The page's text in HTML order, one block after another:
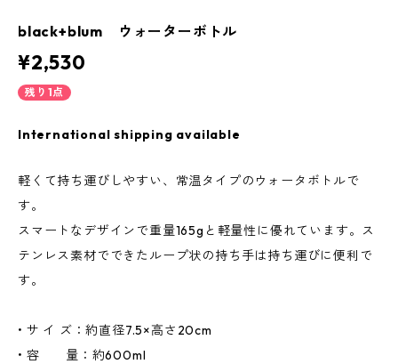
black+blum ウォーターボトル
¥2,530
残り1点
International shipping available
軽くて持ち運びしやすい、常温タイプのウォータボトルで
す。
スマートなデザインで重量165gと軽量性に優れています。ス
テンレス素材でできたループ状の持ち手は持ち運びに便利で
す。
• サ イ ズ：約直径7.5×高さ20cm
• 容 量：約600ml